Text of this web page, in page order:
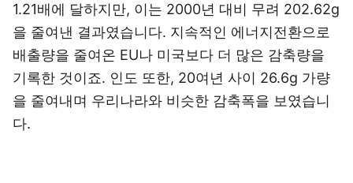
1.21배에 달하지만, 이는 2000년 대비 무려 202.62g
을 줄여낸 결과였습니다. 지속적인 에너지전환으로
배출량을 줄여온 EU나 미국보다 더 많은 감축량을
기록한 것이죠. 인도 또한, 20여년 사이 26.6g 가량
을 줄여내며 우리나라와 비슷한 감축폭을 보였습니
다.